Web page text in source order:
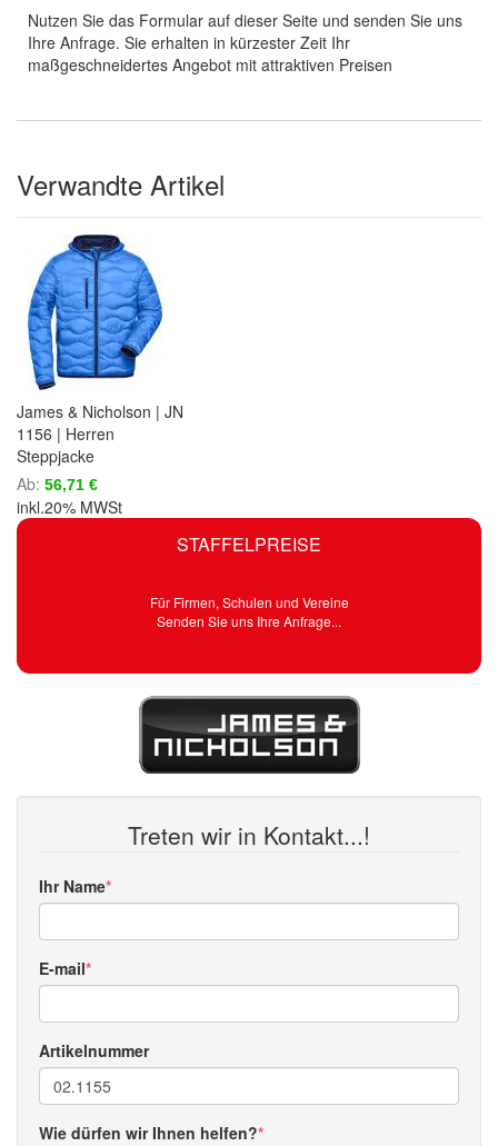
STAFFELPREISE
Für Firmen, Schulen und Vereine
Senden Sie uns Ihre Anfrage...
Treten wir in Kontakt...!
Ihr Name
E-mail
Artikelnummer
Wie dürfen wir Ihnen helfen?
Nutzen Sie das Formular auf dieser Seite und senden Sie uns
Ihre Anfrage. Sie erhalten in kürzester Zeit Ihr
maßgeschneidertes Angebot mit attraktiven Preisen
Verwandte Artikel
James & Nicholson | JN
1156 | Herren
Steppjacke
Ab 56,71 €
inkl.20% MWSt